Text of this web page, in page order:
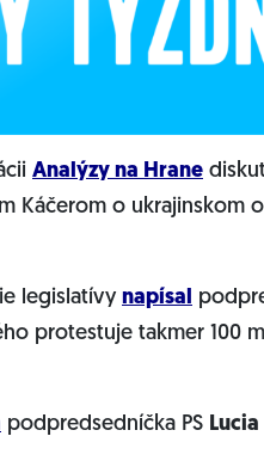
Analýzy na Hrane
Káčerom o ukrajinskom
legislatívy napísal
protestuje takmer 100
podpredsedníčka PS